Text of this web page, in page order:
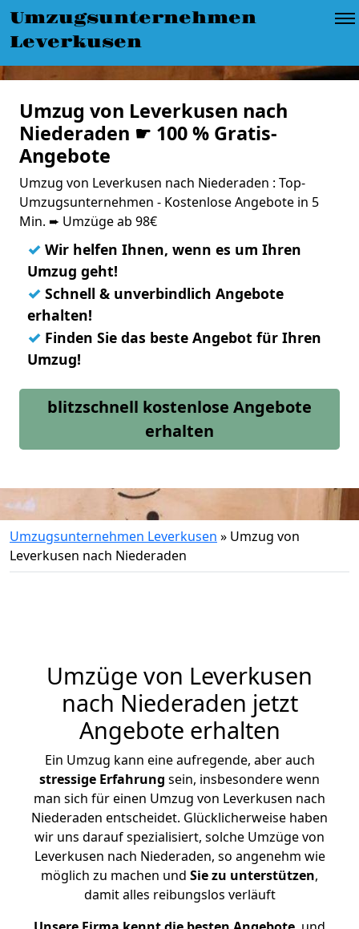
Umzugsunternehmen
Leverkusen
Umzug von Leverkusen nach
Niederaden ☛ 100 % Gratis-
Angebote
Umzug von Leverkusen nach Niederaden : Top-
Umzugsunternehmen - Kostenlose Angebote in 5
Min. ➨ Umzüge ab 98€
✓ Wir helfen Ihnen, wenn es um Ihren
Umzug geht!
✓ Schnell & unverbindlich Angebote
erhalten!
✓ Finden Sie das beste Angebot für Ihren
Umzug!
blitzschnell kostenlose Angebote
erhalten
Umzugsunternehmen Leverkusen » Umzug von
Leverkusen nach Niederaden
Umzüge von Leverkusen
nach Niederaden jetzt
Angebote erhalten
Ein Umzug kann eine aufregende, aber auch
stressige Erfahrung sein, insbesondere wenn
man sich für einen Umzug von Leverkusen nach
Niederaden entscheidet. Glücklicherweise haben
wir uns darauf spezialisiert, solche Umzüge von
Leverkusen nach Niederaden, so angenehm wie
möglich zu machen und Sie zu unterstützen,
damit alles reibungslos verläuft